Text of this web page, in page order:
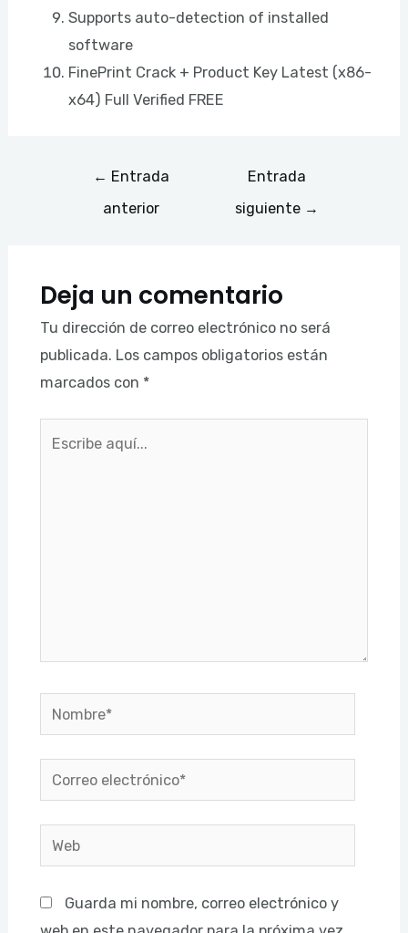
Supports auto-detection of installed
software
FinePrint Crack + Product Key Latest (x86-
x64) Full Verified FREE
← Entrada
anterior
Entrada
siguiente →
Deja un comentario
Tu dirección de correo electrónico no será
publicada. Los campos obligatorios están
marcados con *
Nombre*
Correo
electrónico*
Web
Guarda mi nombre, correo electrónico y